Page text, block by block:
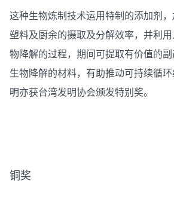
这种生物炼制技术运用特制的添加剂
塑料及厨余的摄取及分解效率，并利
物降解的过程，期间可提取有价值的
生物降解的材料，有助推动可持续循
明亦获台湾发明协会颁发特别奖。
铜奖